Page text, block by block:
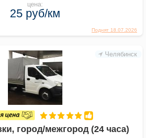
Поднят 18.07.2026
цена:
25 руб/км
Челябинск
город/межгород (24 часа)